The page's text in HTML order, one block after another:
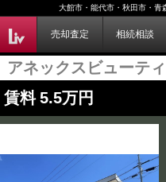
大館市・能代市・秋田市・青
売却査定 相続相談
アネックスビューテ
賃料 5.5万円